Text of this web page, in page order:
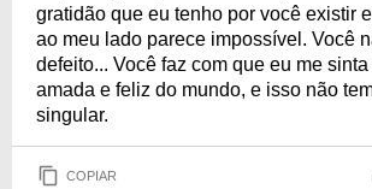
gratidão que eu tenho por você existir
ao meu lado parece impossível. Você
defeito... Você faz com que eu me
amada e feliz do mundo, e isso não
singular.
COPIAR